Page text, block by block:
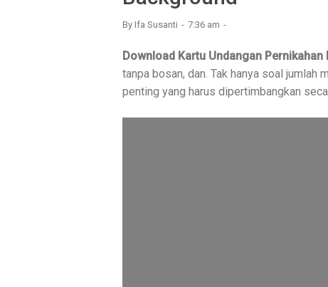
By Ifa Susanti 7:36 am
Download Kartu Undangan
tanpa bosan, dan. Tak hanya soal jumlah
penting yang harus dipertimbangkan